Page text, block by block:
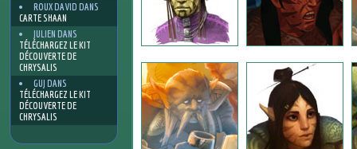
ROUX DAVID DANS
CARTE SHAAN
JULIEN DANS
TÉLÉCHARGEZ LE KIT
DÉCOUVERTE DE
CHRYSALIS
GUJ DANS
TÉLÉCHARGEZ LE KIT
DÉCOUVERTE DE
CHRYSALIS